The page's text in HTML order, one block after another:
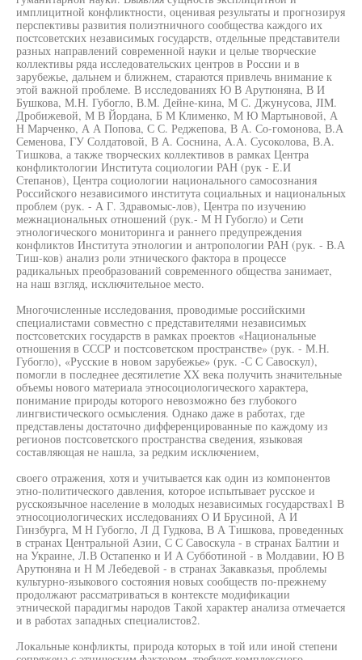
имплицитной конфликтности, оценивая результаты и прогнозируя
перспективы развития полиэтничного сообщества каждого их
постсоветских независимых государств, отдельные представители
разных направлений современной науки и целые творческие
коллективы ряда исследовательских центров в России и в
зарубежье, дальнем и ближнем, стараются привлечь внимание к
этой важной проблеме. В исследованиях Ю В Арутюняна, В И
Бушкова, М.Н. Губогло, В.М. Дейне-кина, М С. Джунусова, JIM.
Дробижевой, М В Йордана, Б М Клименко, М Ю Мартыновой, А
Н Марченко, А А Попова, С С. Реджепова, В А. Со-гомонова, В.А
Семенова, ГУ Солдатовой, В А. Соснина, A.A. Сусоколова, В.А.
Тишкова, а также творческих коллективов в рамках Центра
конфликтологии Института социологии РАН (рук - Е.И
Степанов), Центра социологии национального самосознания
Российского независимого института социальных и национальных
проблем (рук. - А Г. Здравомыс-лов), Центра по изучению
межнациональных отношений (рук.- М Н Губогло) и Сети
этнологического мониторинга и раннего предупреждения
конфликтов Института этнологии и антропологии РАН (рук. - В.А
Тиш-ков) анализ роли этнического фактора в процессе
радикальных преобразований современного общества занимает,
на наш взгляд, исключительное место.
Многочисленные исследования, проводимые российскими
специалистами совместно с представителями независимых
постсоветских государств в рамках проектов «Национальные
отношения в СССР и постсоветском пространстве» (рук. - М.Н.
Губогло), «Русские в новом зарубежье» (рук. -С С Савоскул),
помогли в последнее десятилетие XX века получить значительные
объемы нового материала этносоциологического характера,
понимание природы которого невозможно без глубокого
лингвистического осмысления. Однако даже в работах, где
представлены достаточно дифференцированные по каждому из
регионов постсоветского пространства сведения, языковая
составляющая не нашла, за редким исключением,
своего отражения, хотя и учитывается как один из компонентов
этно-политического давления, которое испытывает русское и
русскоязычное население в молодых независимых государствах1 В
этносоциологических исследованиях О И Брусиной, А И
Гинзбурга, М Н Губогло, Л Д Гудкова, В А Тишкова, проведенных
в странах Центральной Азии, С С Савоскула - в странах Балтии и
на Украине, Л.В Остапенко и И А Субботиной - в Молдавии, Ю В
Арутюняна и Н М Лебедевой - в странах Закавказья, проблемы
культурно-языкового состояния новых сообществ по-прежнему
продолжают рассматриваться в контексте модификации
этнической парадигмы народов Такой характер анализа отмечается
и в работах западных специалистов2.
Локальные конфликты, природа которых в той или иной степени